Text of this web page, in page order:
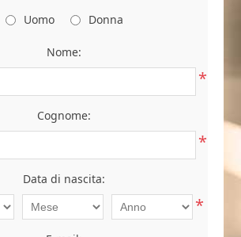
Uomo
Donna
Nome:
*
Cognome:
*
Data di nascita:
*